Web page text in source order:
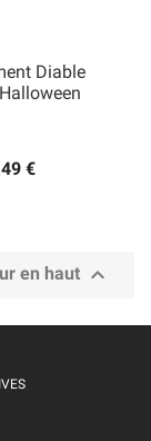
Diable
€
en haut 